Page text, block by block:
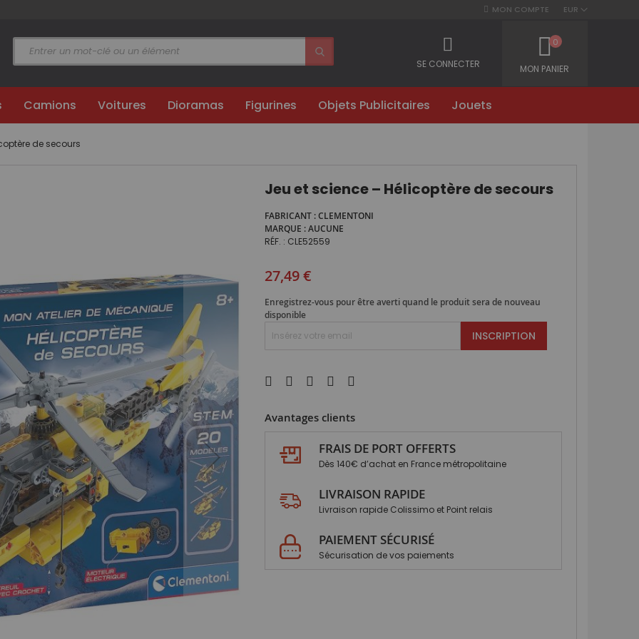
EUR
MON COMPTE
MON PANIER
0
SE CONNECTER
Camions Voitures Dioramas Figurines Objets Publicitaires Jouets
de secours
Jeu et science – Hélicoptère de secours
FABRICANT CLEMENTONI
MARQUE AUCUNE
RÉF.
CLE52559
27,49 €
Enregistrez-vous pour être averti quand le produit sera de nouveau
disponible
INSCRIPTION
Avantages clients
FRAIS DE PORT OFFERTS
Dès 140€ d’achat en France métropolitaine
LIVRAISON RAPIDE
Livraison rapide Colissimo et Point relais
PAIEMENT SÉCURISÉ
Sécurisation de vos paiements